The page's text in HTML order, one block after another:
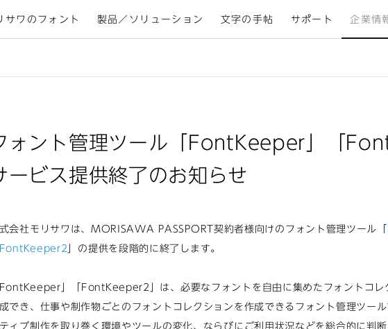
サワのフォント 製品／ソリューション 文字の手帖 サポート 企業情
ォント管理ツール「FontKeeper」「
ービス提供終了のお知らせ
会社モリサワは、MORISAWA PASSPORT契約者様向けのフォント管理ツール「
FontKeeper2 」の提供を段階的に終了します。
FontKeeper」「FontKeeper2」は、必要なフォントを自由に集めたフォントコレ
でき、仕事や制作物ごとのフォントコレクションを作成できるフォント管理ツー
ィブ制作を取り巻く環境やツールの変化、ならびにご利用状況などを総合的に判